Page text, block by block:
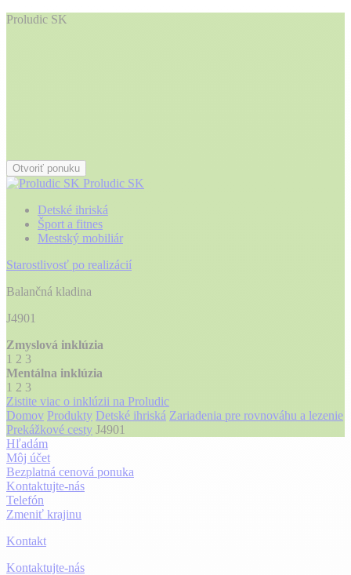
Proludic SK
Otvoriť ponuku
Proludic SK
Detské ihriská
Šport a fitnes
Mestský mobiliár
Starostlivosť po realizácií
Balančná kladina
J4901
Zmyslová inklúzia
1 2 3
Mentálna inklúzia
1 2 3
Zistite viac o inklúzii na Proludic
Domov Produkty Detské ihriská Zariadenia pre rovnováhu a lezenie
Prekážkové cesty J4901
Hľadám
Môj účet
Bezplatná cenová ponuka
Kontaktujte-nás
Telefón
Zmeniť krajinu
Kontakt
Kontaktujte-nás